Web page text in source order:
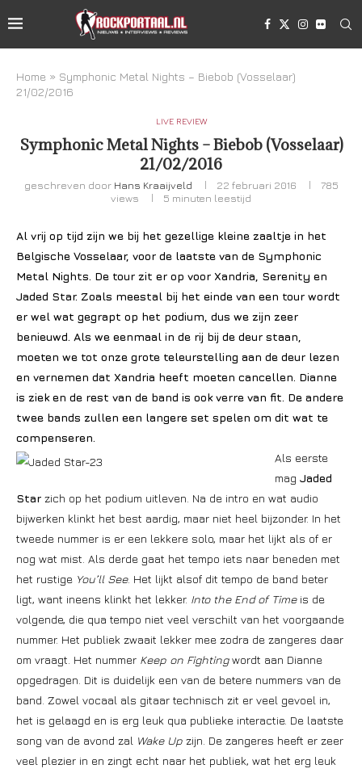
Home » Symphonic Metal Nights – Biebob (Vosselaar)
21/02/2016
LIVE REVIEW
Symphonic Metal Nights – Biebob (Vosselaar)
21/02/2016
geschreven door Hans Kraaijveld 22 februari 2016
785
views
5 minuten leestijd
Al vrij op tijd zijn we bij het gezellige kleine zaaltje in het
Belgische Vosselaar, voor de laatste van de Symphonic
Metal Nights. De tour zit er op voor Xandria, Serenity en
Jaded Star. Zoals meestal bij het einde van een tour wordt
er wel wat gegrapt op het podium, dus we zijn zeer
benieuwd. Als we eenmaal in de rij bij de deur staan,
moeten we tot onze grote teleurstelling aan de deur lezen
en vernemen dat Xandria heeft moeten cancellen. Dianne
is ziek en de rest van de band is ook verre van fit. De andere
twee bands zullen een langere set spelen om dit wat te
compenseren.
Als eerste
mag Jaded
Star zich op het podium uitleven. Na de intro en wat audio
bijwerken klinkt het best aardig, maar niet heel bijzonder. In het
tweede nummer is er een lekkere solo, maar het lijkt als of er
nog wat mist. Als derde gaat het tempo iets naar beneden met
het rustige You’ll See. Het lijkt alsof dit tempo de band beter
ligt, want ineens klinkt het lekker. Into the End of Timeis de
volgende, die qua tempo niet veel verschilt van het voorgaande
nummer. Het publiek zwaait lekker mee zodra de zangeres daar
om vraagt. Het nummer Keep on Fightingwordt aan Dianne
opgedragen. Dit is duidelijk een van de betere nummers van de
band. Zowel vocaal als gitaar technisch zit er veel gevoel in,
het is gelaagd en is erg leuk qua publieke interactie. De laatste
song van de avond zal Wake Up zijn. De zangeres heeft er zeer
veel plezier in en zingt echt naar het publiek, wat het erg leuk